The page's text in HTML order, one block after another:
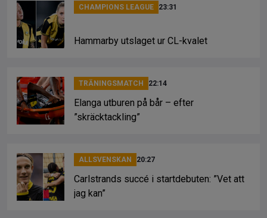
CHAMPIONS LEAGUE 23:31
Hammarby utslaget ur CL-kvalet
TRÄNINGSMATCH 22:14
Elanga utburen på bår – efter
”skräcktackling”
ALLSVENSKAN 20:27
Carlstrands succé i startdebuten: ”Vet att
jag kan”